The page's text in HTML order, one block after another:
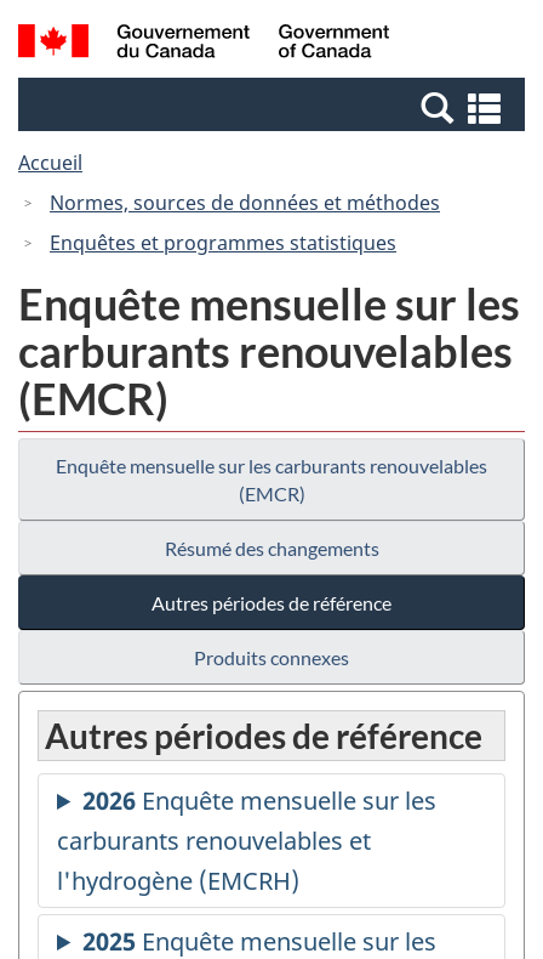
Passer
au
Passer
à
Canada
Recherche
et
et
Accueil
Normes, sources de données et méthodes
Enquêtes et programmes statistiques
Enquête mensuelle sur les
carburants renouvelables
(EMCR)
Enquête mensuelle sur les carburants renouvelables
(EMCR)
Résumé des changements
Autres périodes de référence
Produits connexes
Autres périodes de référence